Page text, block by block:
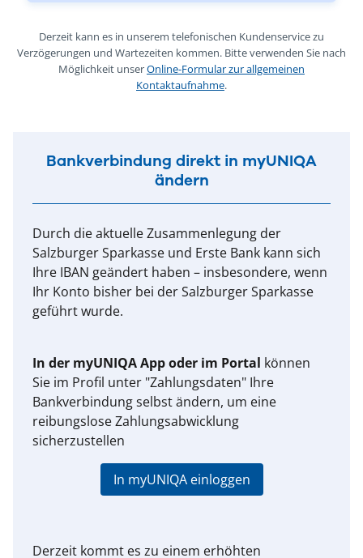
Derzeit kann es in unserem telefonischen Kundenservice zu
Verzögerungen und Wartezeiten kommen. Bitte verwenden Sie nach
Möglichkeit unserOnline-Formular zur allgemeinen
Kontaktaufnahme.
Bankverbindung direkt in myUNIQA
ändern
Durch die aktuelle Zusammenlegung der
Salzburger Sparkasse und Erste Bank kann sich
Ihre IBAN geändert haben – insbesondere, wenn
Ihr Konto bisher bei der Salzburger Sparkasse
geführt wurde.
In der myUNIQA App oder im Portal können
Sie im Profil unter "Zahlungsdaten" Ihre
Bankverbindung selbst ändern, um eine
reibungslose Zahlungsabwicklung
sicherzustellen
In myUNIQA einloggen
Derzeit kommt es zu einem erhöhten